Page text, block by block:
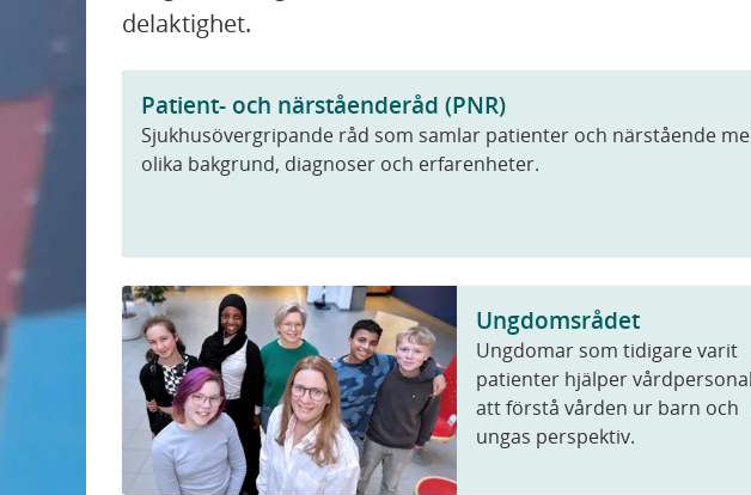
delaktighet.
Patient- och närståenderåd (PNR)
Sjukhusövergripande råd som samlar patienter och närstående
olika bakgrund, diagnoser och erfarenheter.
Ungdomsrådet
Ungdomar som tidigare varit
patienter hjälper vårdpersonal
att förstå vården ur barn och
ungas perspektiv.